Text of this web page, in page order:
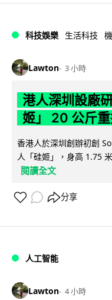
科技娛樂 生活科技
Lawton 3 小時
港人深圳設廠
姬」 20 公斤
香港人於深圳創辦初創
人「硅姬」，身高 1.75
閱讀全文
分享
人工智能
Lawton 4 小時